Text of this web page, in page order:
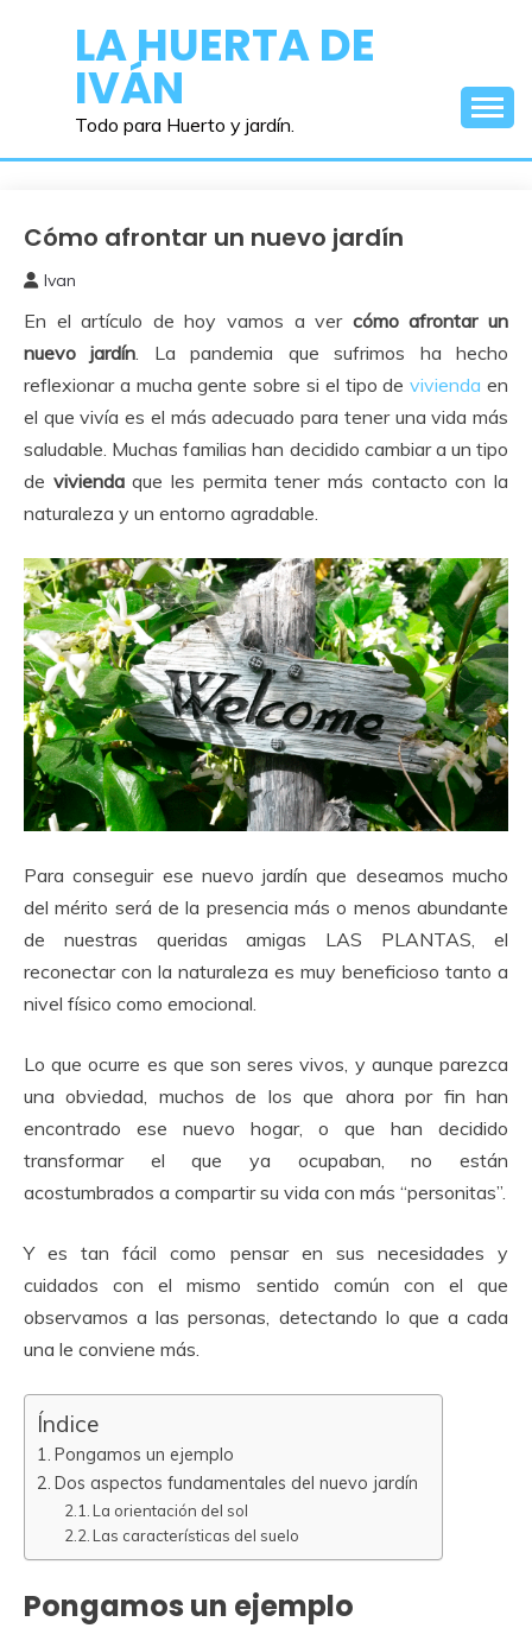
contenidoLA HUERTA DE
IVÁN
Todo para Huerto y jardín.
Jardinería
Cómo afrontar un nuevo jardín
septiembre,
2021
Ivan
En el artículo de hoy vamos a ver cómo afrontar un
nuevo jardín. La pandemia que sufrimos ha hecho
reflexionar a mucha gente sobre si el tipo devivienda en
el que vivía es el más adecuado para tener una vida más
saludable. Muchas familias han decidido cambiar a un tipo
de viviendaque les permita tener más contacto con la
naturaleza y un entorno agradable.
Para conseguir ese nuevo jardín que deseamos mucho
del mérito será de la presencia más o menos abundante
de nuestras queridas amigas LAS PLANTAS, el
reconectar con la naturaleza es muy beneficioso tanto a
nivel físico como emocional.
Lo que ocurre es que son seres vivos, y aunque parezca
una obviedad, muchos de los que ahora por fin han
encontrado ese nuevo hogar, o que han decidido
transformar el que ya ocupaban, no están
acostumbrados a compartir su vida con más “personitas”.
Y es tan fácil como pensar en sus necesidades y
cuidados con el mismo sentido común con el que
observamos a las personas, detectando lo que a cada
una le conviene más.
Índice
Pongamos un ejemplo
Dos aspectos fundamentales del nuevo jardín
La orientación del sol
Las características del suelo
Pongamos un ejemplo